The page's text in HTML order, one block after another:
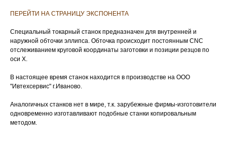
ПЕРЕЙТИ НА СТРАНИЦУ ЭКСПОНЕНТА
Специальный токарный станок предназначен для внутренней и
наружной обточки эллипса. Обточка происходит постоянным CNC
отслеживанием круговой координаты заготовки и позиции резцов по
оси Х.
В настоящее время станок находится в производстве на ООО
"Ивтехсервис" г.Иваново.
Аналогичных станков нет в мире, т.к. зарубежные фирмы-изготовители
одновременно изготавливают подобные станки копировальным
методом.